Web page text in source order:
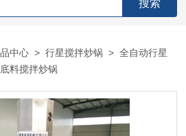
中心 >行星搅拌炒锅 >全自动行星
料搅拌炒锅